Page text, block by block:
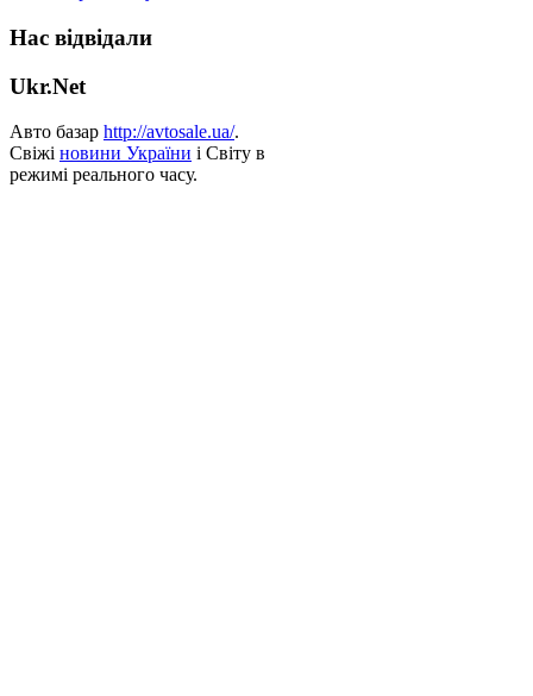
Нас відвідали
Ukr.Net
Авто базар http://avtosale.ua/.
Свіжі новини України і Світу в
режимі реального часу.